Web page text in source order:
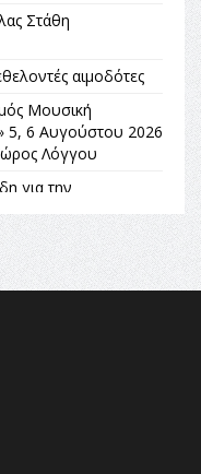
Στάθη
αιμοδότες
Μουσική
5, 6 Αυγούστου 2026
Λόγγου
για την
κορυφαίες
η ευθύνη απέναντι
δεύτερο γύρο του
Παγκόσμιας
η απόφαση Ο
πολιτιστικό
για την